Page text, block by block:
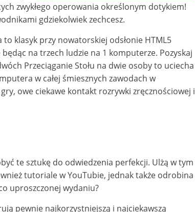
zwykłego operowania określonym dotykiem!
gdziekolwiek zechcesz.
to klasyk przy nowatorskiej odsłonie HTML5
na trzech ludzie na 1 komputerze. Pozyskaj
Przeciąganie Stołu na dwie osoby to uciecha
w całej śmiesznych zawodach w
owe ciekawe kontakt rozrywki zręcznościowej i
te sztukę do odwiedzenia perfekcji. Ulżą w tym
tutoriale w YouTubie, jednak także odrobina
uproszczonej wydaniu?
pewnie najkorzystniejszą i najciekawszą